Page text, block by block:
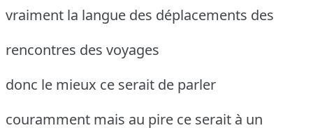
vraiment la langue des déplacements des
rencontres des voyages
donc le mieux ce serait de parler
couramment mais au pire ce serait à un